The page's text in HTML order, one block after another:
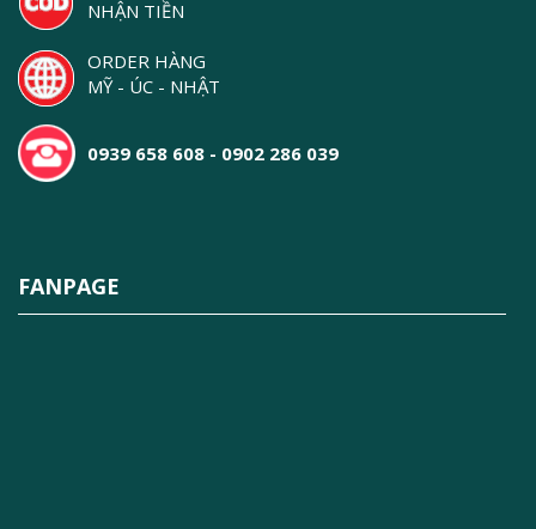
NHẬN TIỀN
ORDER HÀNG
MỸ - ÚC - NHẬT
0939 658 608 - 0902 286 039
FANPAGE